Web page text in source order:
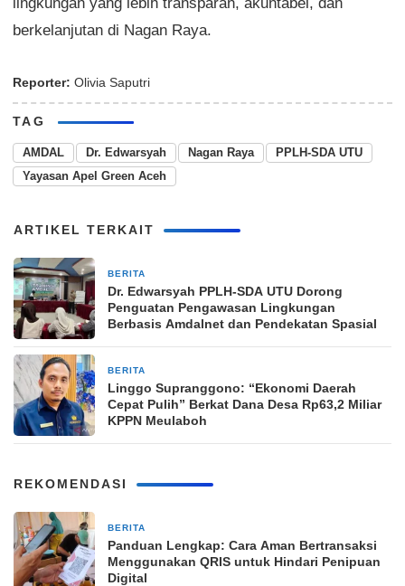
berkelanjutan di Nagan Raya.
Reporter: Olivia Saputri
TAG
AMDAL Dr. Edwarsyah Nagan Raya
PPLH-SDA UTU
Yayasan Apel Green Aceh
ARTIKEL TERKAIT
BERITA
Dr. Edwarsyah PPLH-SDA UTU Dorong
Penguatan Pengawasan Lingkungan
Berbasis Amdalnet dan Pendekatan Spasial
BERITA
Linggo Supranggono: “Ekonomi Daerah
Cepat Pulih” Berkat Dana Desa Rp63,2 Miliar
KPPN Meulaboh
REKOMENDASI
BERITA
Panduan Lengkap: Cara Aman Bertransaksi
Menggunakan QRIS untuk Hindari Penipuan
Digital